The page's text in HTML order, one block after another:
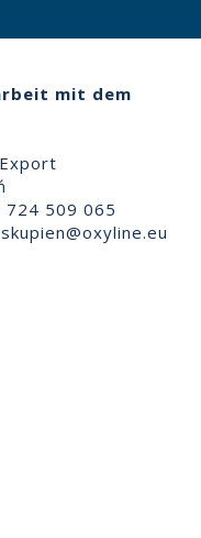
mit dem
724 509 065